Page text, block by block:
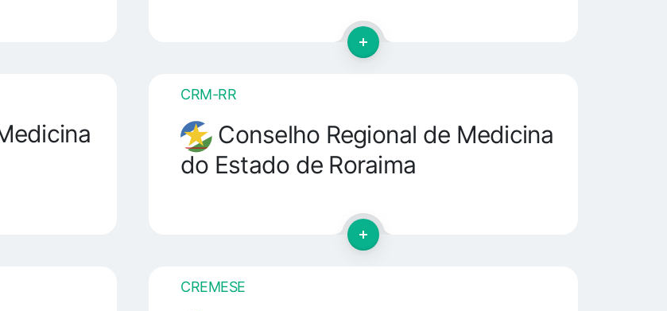
CRM-RR
Conselho Regional de Medicina
do Estado de Roraima
CREMESE